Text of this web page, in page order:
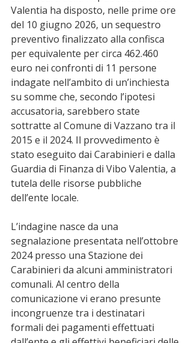
Valentia ha disposto, nelle prime ore
del 10 giugno 2026, un sequestro
preventivo finalizzato alla confisca
per equivalente per circa 462.460
euro nei confronti di 11 persone
indagate nell’ambito di un’inchiesta
su somme che, secondo l’ipotesi
accusatoria, sarebbero state
sottratte al Comune di Vazzano tra il
2015 e il 2024. Il provvedimento è
stato eseguito dai Carabinieri e dalla
Guardia di Finanza di Vibo Valentia, a
tutela delle risorse pubbliche
dell’ente locale.
L’indagine nasce da una
segnalazione presentata nell’ottobre
2024 presso una Stazione dei
Carabinieri da alcuni amministratori
comunali. Al centro della
comunicazione vi erano presunte
incongruenze tra i destinatari
formali dei pagamenti effettuati